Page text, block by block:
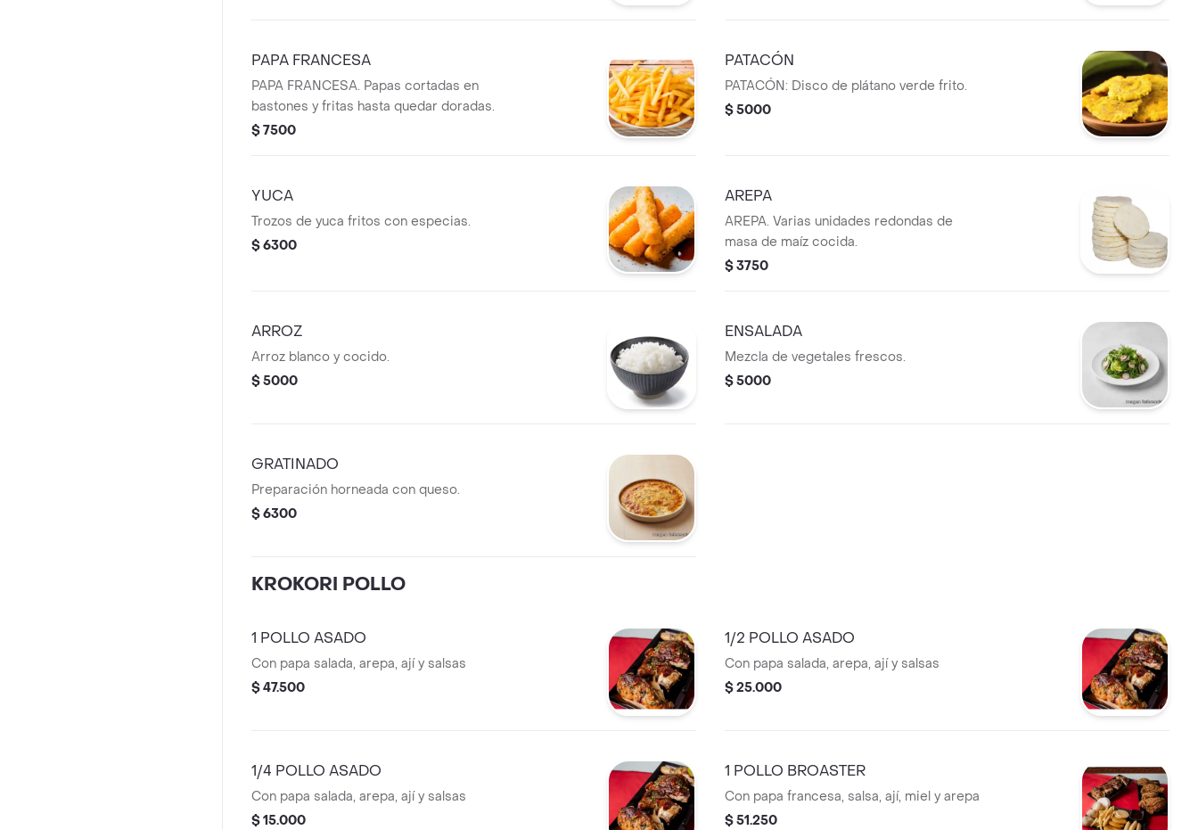
PAPA FRANCESA
PAPA FRANCESA. Papas cortadas en
bastones y fritas hasta quedar doradas.
$ 7500
PATACÓN
PATACÓN: Disco de plátano verde frito.
$ 5000
YUCA
Trozos de yuca fritos con especias.
$ 6300
AREPA
AREPA. Varias unidades redondas de
masa de maíz cocida.
$ 3750
ARROZ
Arroz blanco y cocido.
$ 5000
ENSALADA
Mezcla de vegetales frescos.
$ 5000
GRATINADO
Preparación horneada con queso.
$ 6300
KROKORI POLLO
1 POLLO ASADO
Con papa salada, arepa, ají y salsas
$ 47.500
1/2 POLLO ASADO
Con papa salada, arepa, ají y salsas
$ 25.000
1/4 POLLO ASADO
Con papa salada, arepa, ají y salsas
$ 15.000
1 POLLO BROASTER
Con papa francesa, salsa, ají, miel y arepa
$ 51.250